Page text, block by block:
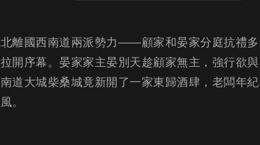
北離國西南道兩派勢力——顧家和晏家分庭抗禮
拉開序幕。晏家家主晏別天趁顧家無主，強行欲
南道大城柴桑城竟新開了一家東歸酒肆，老闆年
風。